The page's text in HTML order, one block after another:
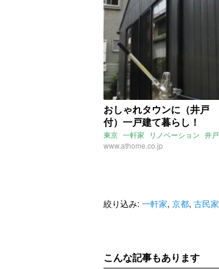
おしゃれタウンに（井戸
付）一戸建て暮らし！
東京 一軒家 リノベーション 井戸
www.athome.co.jp
絞り込み: 一軒家, 京都, 古民家
こんな記事もあります